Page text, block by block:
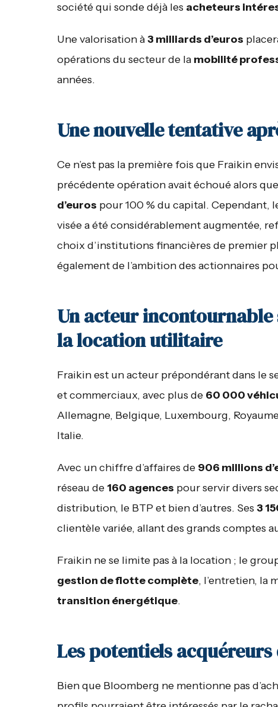
société qui sonde déjà les acheteurs
Une valorisation à3 milliards d’euros
opérations du secteur de la mobilité
années.
Une nouvelle tentative
Ce n’est pas la première fois que Fraikin
précédente opération avait échoué alors
d’euros pour 100 % du capital. Cependant,
visée a été considérablement augmentée,
choix d’institutions financières de premier
également de l’ambition des actionnaires
Un acteur
la location utilitaire
Fraikin est un acteur prépondérant dans le
et commerciaux, avec plus de 60 000
Allemagne, Belgique, Luxembourg,
Italie.
Avec un chiffre d’affaires de 906 millions
réseau de 160 agences pour servir divers
distribution, le BTP et bien d’autres. Ses 3
clientèle variée, allant des grands comptes
Fraikin ne se limite pas à la location ; le
gestion de flotte complète, l’entretien, la
transition énergétique.
Les potentiels
Bien que Bloomberg ne mentionne pas